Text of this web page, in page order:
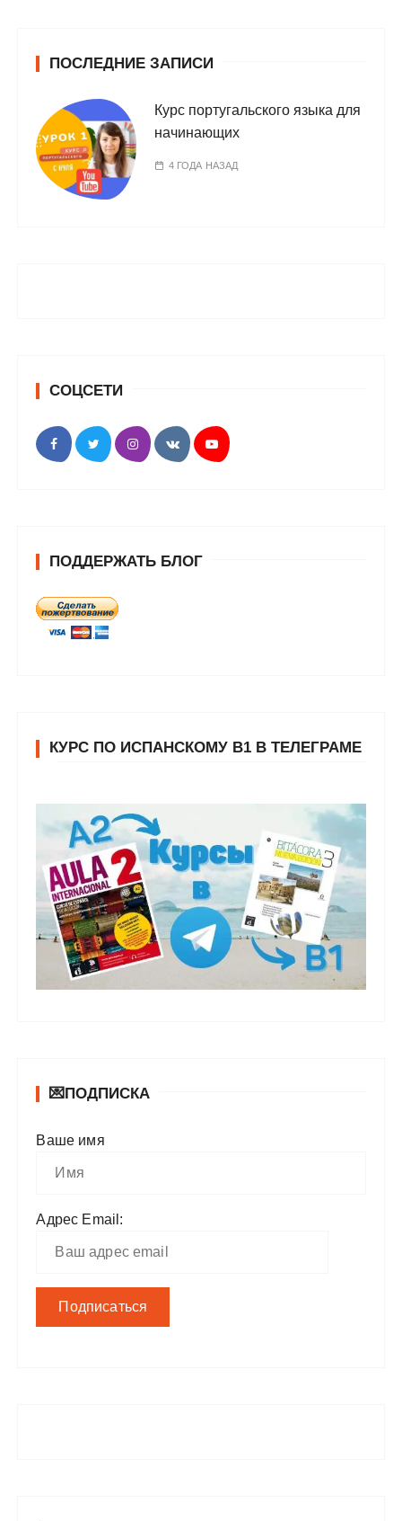
ПОСЛЕДНИЕ ЗАПИСИ
Курс португальского языка для
начинающих
4 ГОДА НАЗАД
СОЦСЕТИ
ПОДДЕРЖАТЬ БЛОГ
КУРС ПО ИСПАНСКОМУ В1 В ТЕЛЕГРАМЕ
💌ПОДПИСКА
Ваше имя
Адрес Email: